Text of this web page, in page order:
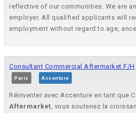
reflective of our communities. We are
employer. All qualified applicants will
employment without regard to age,
Consultant Commercial Aftermarket F/H
Paris Accenture
Réinventer avec Accenture en tant que
Aftermarket, vous soutenez la